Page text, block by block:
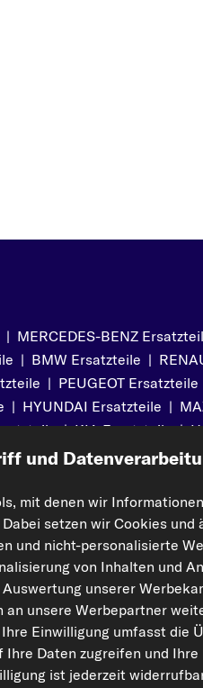
| MERCEDES-BENZ
| BMW Ersatzteile |
| PEUGEOT Ersatzteile
| HYUNDAI Ersatzteile |
| KIA Ersatzteile |
Hilfe & Support
Kontakt
FAQs
Zahlung
Versandinfo
Retouren & Garantie
und
mit denen wir
setzen wir Cookies
und nicht-personalisierte
von Inhalten und
unserer
an unsere Werbepartner
Einwilligung umfasst die
Ihre Daten zugreifen und
ist jederzeit